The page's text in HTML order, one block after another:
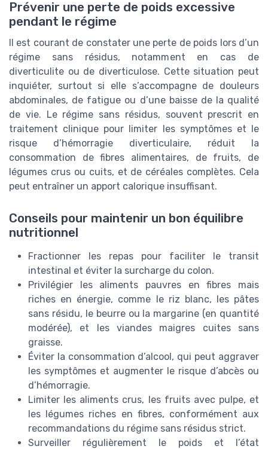
Prévenir une perte de poids excessive
pendant le régime
Il est courant de constater une perte de poids lors d’un
régime sans résidus, notamment en cas de
diverticulite ou de diverticulose. Cette situation peut
inquiéter, surtout si elle s’accompagne de douleurs
abdominales, de fatigue ou d’une baisse de la qualité
de vie. Le régime sans résidus, souvent prescrit en
traitement clinique pour limiter les symptômes et le
risque d’hémorragie diverticulaire, réduit la
consommation de fibres alimentaires, de fruits, de
légumes crus ou cuits, et de céréales complètes. Cela
peut entraîner un apport calorique insuffisant.
Conseils pour maintenir un bon équilibre
nutritionnel
Fractionner les repas pour faciliter le transit
intestinal et éviter la surcharge du colon.
Privilégier les aliments pauvres en fibres mais
riches en énergie, comme le riz blanc, les pâtes
sans résidu, le beurre ou la margarine (en quantité
modérée), et les viandes maigres cuites sans
graisse.
Éviter la consommation d’alcool, qui peut aggraver
les symptômes et augmenter le risque d’abcès ou
d’hémorragie.
Limiter les aliments crus, les fruits avec pulpe, et
les légumes riches en fibres, conformément aux
recommandations du régime sans résidus strict.
Surveiller régulièrement le poids et l’état